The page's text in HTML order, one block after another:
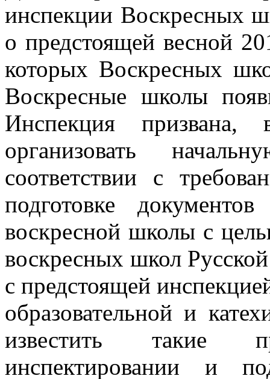
инспекции Воскресных
о предстоящей весной
которых Воскресных
Воскресные школы
Инспекция
организовать
соответствии с
подготовке
воскресной школы с
воскресных школ
с предстоящей
образовательной и
известить такие
инспектировании и